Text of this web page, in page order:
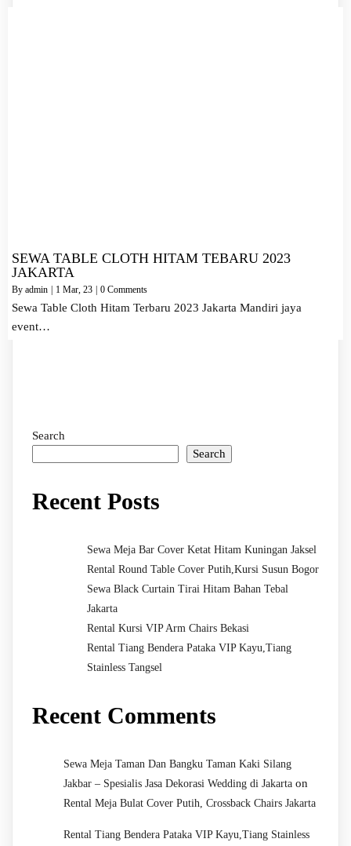
SEWA TABLE CLOTH HITAM TEBARU 2023
JAKARTA
By admin 1 Mar, 23 0 Comments
Sewa Table Cloth Hitam Terbaru 2023 Jakarta Mandiri jaya
event…
Search
Search
Recent Posts
Sewa Meja Bar Cover Ketat Hitam Kuningan Jaksel
Rental Round Table Cover Putih,Kursi Susun Bogor
Sewa Black Curtain Tirai Hitam Bahan Tebal
Jakarta
Rental Kursi VIP Arm Chairs Bekasi
Rental Tiang Bendera Pataka VIP Kayu,Tiang
Stainless Tangsel
Recent Comments
Sewa Meja Taman Dan Bangku Taman Kaki Silang
Jakbar – Spesialis Jasa Dekorasi Wedding di Jakarta on
Rental Meja Bulat Cover Putih, Crossback Chairs Jakarta
Rental Tiang Bendera Pataka VIP Kayu,Tiang Stainless